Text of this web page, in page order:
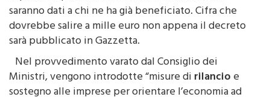
saranno dati a chi ne ha già beneficiato. Cifra che
dovrebbe salire a mille euro non appena il decreto
sarà pubblicato in Gazzetta.
Nel provvedimento varato dal Consiglio dei
Ministri, vengono introdotte “misure dirilancioe